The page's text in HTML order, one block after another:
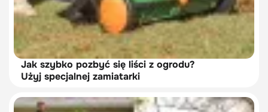
Jak szybko pozbyć się liści z ogrodu?
Użyj specjalnej zamiatarki